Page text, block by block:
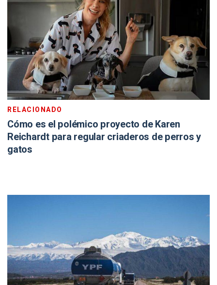
RELACIONADO
Cómo es el polémico proyecto de Karen
Reichardt para regular criaderos de perros y
gatos